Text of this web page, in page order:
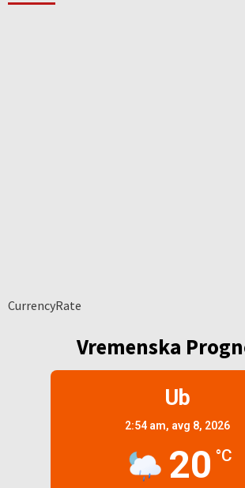
CurrencyRate
Vremenska
Ub
2:54 am, avg 8, 2026
20 °C